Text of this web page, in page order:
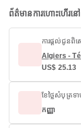
ព័ត៌មានការហោះហើរ​
ការផ្តល់ជូនពិ
Algiers -
US$ 25.13
ខែថ្លៃសំបុត្រទ
កញ្ញា